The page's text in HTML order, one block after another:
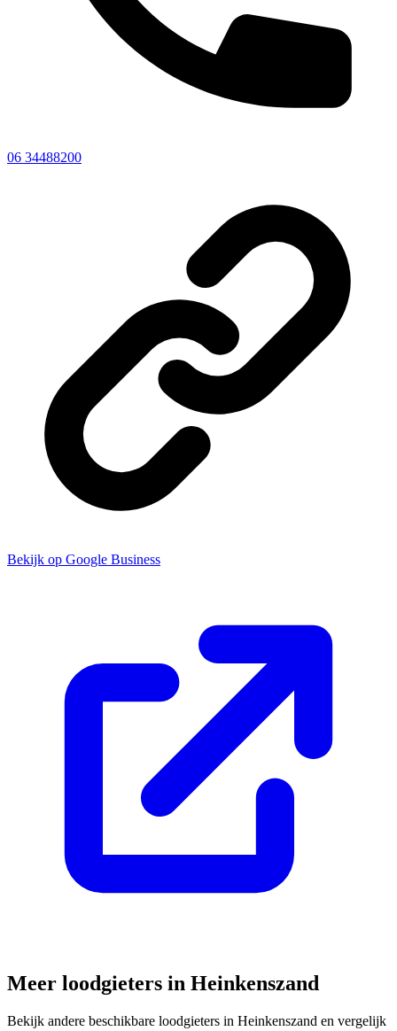
06 34488200
Bekijk op Google Business
Meer loodgieters in Heinkenszand
Bekijk andere beschikbare loodgieters in Heinkenszand en vergelijk